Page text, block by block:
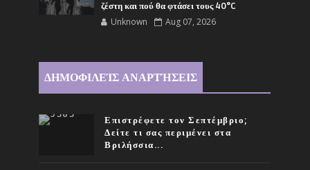
ζέστη και πού θα φτάσει τους 40°C
Unknown Aug 07, 2026
ΔΗΜΟΦΙΛΕΊΣ ΑΝΑΡΤΉΣΕΙΣ
Επιστρέφετε τον Σεπτέμβριο;
Δείτε τι σας περιμένει στα
Βριλήσσια...